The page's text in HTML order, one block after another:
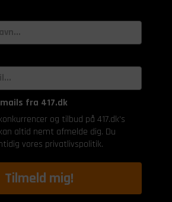
fra 417.dk
og tilbud på 417.dk's
altid nemt afmelde dig. Du
vores privatlivspolitik.
Tilmeld mig!